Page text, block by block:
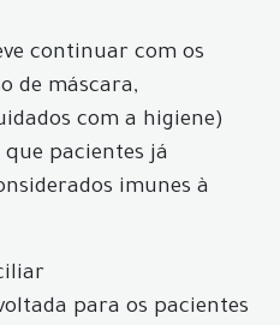
continuar com os
de máscara,
com a higiene)
pacientes já
imunes à
para os pacientes